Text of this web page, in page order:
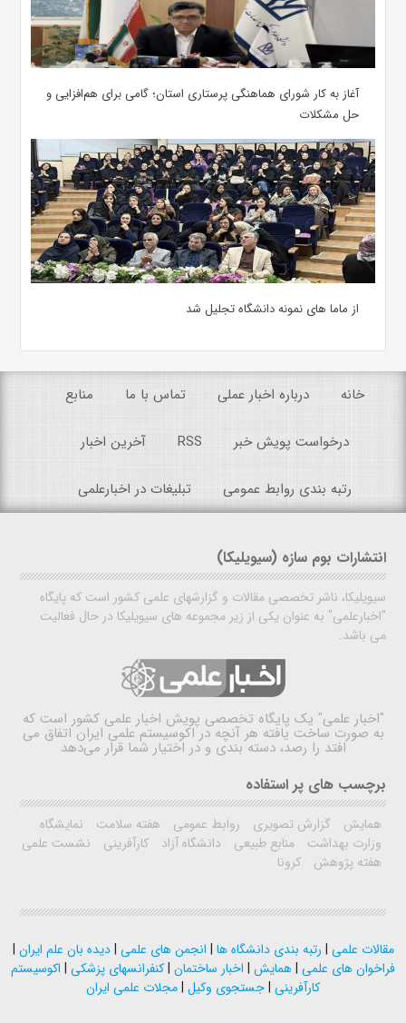
آغاز به کار شورای هماهنگی پرستاری استان؛ گامی برای هم‌افزایی و
حل مشکلات
از ماما های نمونه دانشگاه تجلیل شد
خانه درباره اخبار عملی تماس با ما منابع
درخواست پویش خبر RSS آخرین اخبار
رتبه بندی روابط عمومی تبلیغات در اخبارعلمی
انتشارات بوم سازه (سیویلیکا)
سیویلیکا، ناشر تخصصی مقالات و گزارشهای علمی کشور است که پایگاه
"اخبارعلمی" به عنوان یکی از زیر مجموعه های سیویلیکا در حال فعالیت
می باشد.
"اخبار علمی" یک پایگاه تخصصی پویش اخبار علمی کشور است که
به صورت ساخت یافته هر آنچه در اکوسیستم علمی ایران اتفاق می
افتد را رصد، دسته بندی و در اختیار شما قرار می‌دهد
برچسب های پر استفاده
همایش گزارش تصویری روابط عمومی هفته سلامت
نمایشگاه
وزارت بهداشت
منابع طبیعی دانشگاه آزاد کارآفرینی
نشست علمی
هفته پژوهش
کرونا
مقالات علمی | رتبه بندی دانشگاه ها | انجمن های علمی |دیده بان علم ایران |
فراخوان های علمی |همایش | اخبار ساختمان |کنفرانسهای پزشکی | اکوسیستم
کارآفرینی |جستجوی وکیل |مجلات علمی ایران